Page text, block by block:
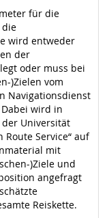
für die
die
wird entweder
der
oder muss bei
)Zielen vom
Navigationsdienst
wird in
Universität
Route Service“ auf
mit
)Ziele und
angefragt
Reiskette.